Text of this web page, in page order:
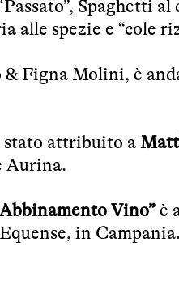
Spaghetti al
alle spezie e “cole
Figna Molini, è
stato attribuito a
Aurina.
Vino” è
in Campania.